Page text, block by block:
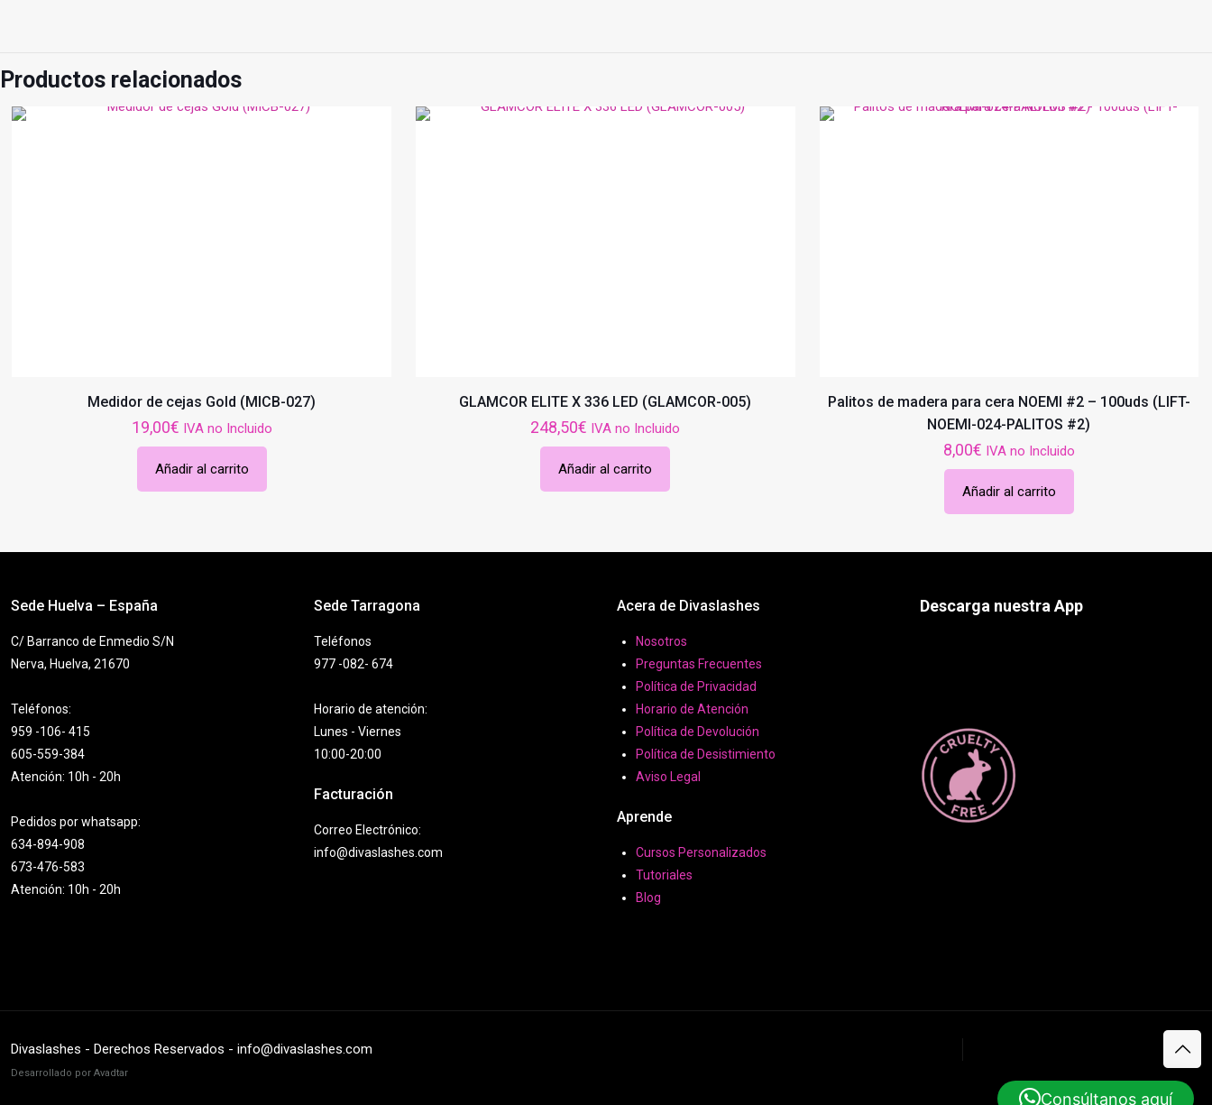
Productos relacionados
Medidor de cejas Gold (MICB-027)
19,00€ IVA no Incluido
Añadir al carrito
GLAMCOR ELITE X 336 LED (GLAMCOR-005)
248,50€ IVA no Incluido
Añadir al carrito
Palitos de madera para cera NOEMI #2 – 100uds (LIFT-
NOEMI-024-PALITOS #2)
8,00€ IVA no Incluido
Añadir al carrito
Sede Huelva – España
C/ Barranco de Enmedio S/N
Nerva, Huelva, 21670
Teléfonos:
959 -106- 415
605-559-384
Atención: 10h - 20h
Pedidos por whatsapp:
634-894-908
673-476-583
Atención: 10h - 20h
Sede Tarragona
Teléfonos
977 -082- 674
Horario de atención:
Lunes - Viernes
10:00-20:00
Facturación
Correo Electrónico:
info@divaslashes.com
Acera de Divaslashes
Nosotros
Preguntas Frecuentes
Política de Privacidad
Horario de Atención
Política de Devolución
Política de Desistimiento
Aviso Legal
Aprende
Cursos Personalizados
Tutoriales
Blog
Descarga nuestra App
Divaslashes - Derechos Reservados - info@divaslashes.com
Desarrollado por Avadtar
Consúltanos aquí